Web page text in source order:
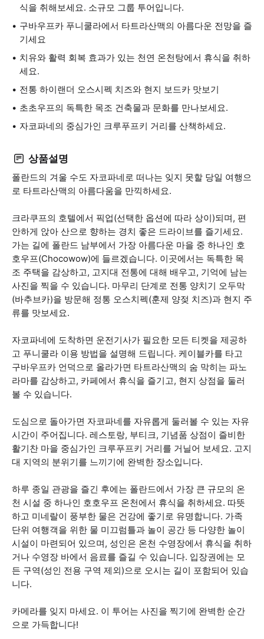
식을 취해보세요. 소규모 그룹 투어입니다.
구바우프카 푸니쿨라에서 타트라산맥의 아름다운 전망을 즐
기세요
치유와 활력 회복 효과가 있는 천연 온천탕에서 휴식을 취하
세요.
전통 하이랜더 오스시펙 치즈와 현지 보드카 맛보기
초초우프의 독특한 목조 건축물과 문화를 만나보세요.
자코파네의 중심가인 크루푸프키 거리를 산책하세요.
상품설명
폴란드의 겨울 수도 자코파네로 떠나는 잊지 못할 당일 여행으
로 타트라산맥의 아름다움을 만끽하세요.
크라쿠프의 호텔에서 픽업(선택한 옵션에 따라 상이)되며, 편
안하게 앉아 산으로 향하는 경치 좋은 드라이브를 즐기세요.
가는 길에 폴란드 남부에서 가장 아름다운 마을 중 하나인 호
호우프(Chocowow)에 들르겠습니다. 이곳에서는 독특한 목
조 주택을 감상하고, 고지대 전통에 대해 배우고, 기억에 남는
사진을 찍을 수 있습니다. 마무리 단계로 전통 양치기 오두막
(바추브카)을 방문해 정통 오스치펙(훈제 양젖 치즈)과 현지 주
류를 맛보세요.
자코파네에 도착하면 운전기사가 필요한 모든 티켓을 제공하
고 푸니쿨라 이용 방법을 설명해 드립니다. 케이블카를 타고
구바우프카 언덕으로 올라가면 타트라산맥의 숨 막히는 파노
라마를 감상하고, 카페에서 휴식을 즐기고, 현지 상점을 둘러
볼 수 있습니다.
도심으로 돌아가면 자코파네를 자유롭게 둘러볼 수 있는 자유
시간이 주어집니다. 레스토랑, 부티크, 기념품 상점이 즐비한
활기찬 마을 중심가인 크루푸프키 거리를 거닐어 보세요. 고지
대 지역의 분위기를 느끼기에 완벽한 장소입니다.
하루 종일 관광을 즐긴 후에는 폴란드에서 가장 큰 규모의 온
천 시설 중 하나인 호호우프 온천에서 휴식을 취하세요. 따뜻
하고 미네랄이 풍부한 물은 건강에 좋기로 유명합니다. 가족
단위 여행객을 위한 물 미끄럼틀과 놀이 공간 등 다양한 놀이
시설이 마련되어 있으며, 성인은 온천 수영장에서 휴식을 취하
거나 수영장 바에서 음료를 즐길 수 있습니다. 입장권에는 모
든 구역(성인 전용 구역 제외)으로 오시는 길이 포함되어 있습
니다.
카메라를 잊지 마세요. 이 투어는 사진을 찍기에 완벽한 순간
으로 가득합니다!